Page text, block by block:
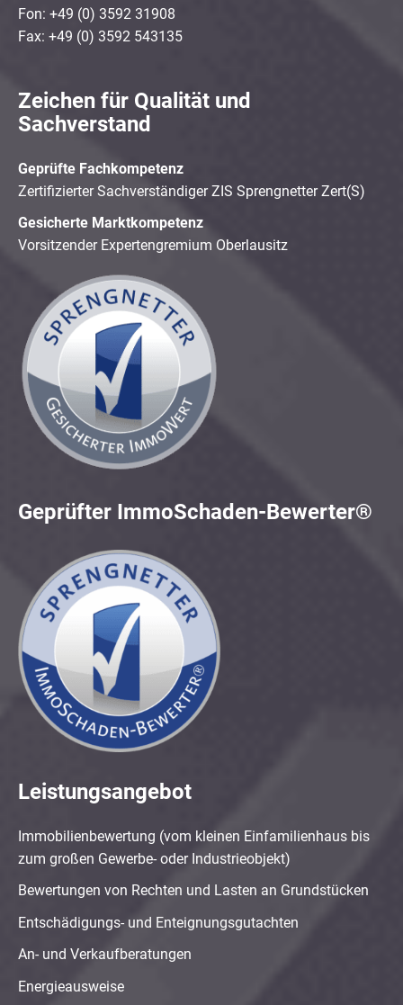
Fon: +49 (0) 3592 31908
Fax: +49 (0) 3592 543135
Zeichen für Qualität und
Sachverstand
Geprüfte Fachkompetenz
Zertifizierter Sachverständiger ZIS Sprengnetter Zert(S)
Gesicherte Marktkompetenz
Vorsitzender Expertengremium Oberlausitz
Geprüfter ImmoSchaden-Bewerter®
Leistungsangebot
Immobilienbewertung (vom kleinen Einfamilienhaus bis
zum großen Gewerbe- oder Industrieobjekt)
Bewertungen von Rechten und Lasten an Grundstücken
Entschädigungs- und Enteignungsgutachten
An- und Verkaufberatungen
Energieausweise